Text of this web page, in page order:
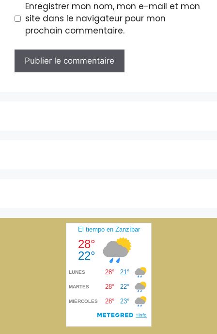
Enregistrer mon nom, mon e-mail et mon
site dans le navigateur pour mon
prochain commentaire.